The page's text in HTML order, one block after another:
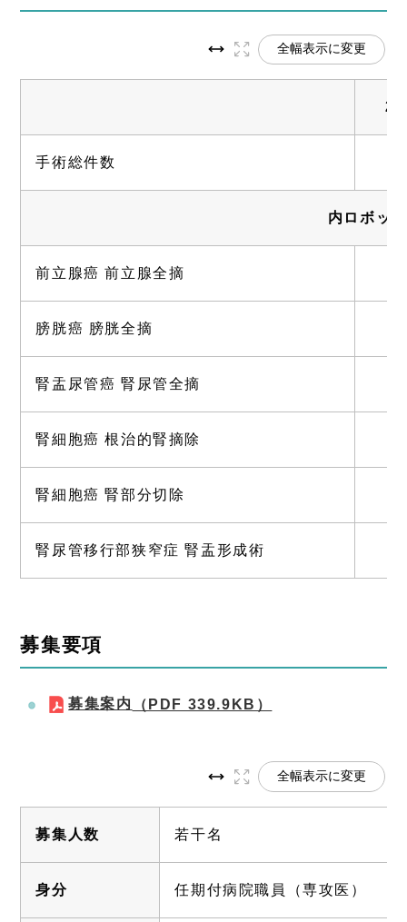
全幅表示に変更
手術総件数
内ロボッ
前立腺癌 前立腺全摘
膀胱癌 膀胱全摘
腎盂尿管癌 腎尿管全摘
腎細胞癌 根治的腎摘除
腎細胞癌 腎部分切除
腎尿管移行部狭窄症 腎盂形成術
募集要項
募集案内 （PDF 339.9KB）
全幅表示に変更
募集人数 若干名
身分 任期付病院職員（専攻医）